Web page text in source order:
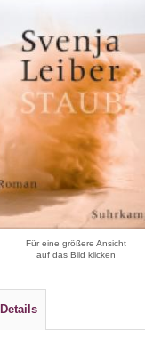
Für eine größere Ansicht
auf das Bild klicken
Details